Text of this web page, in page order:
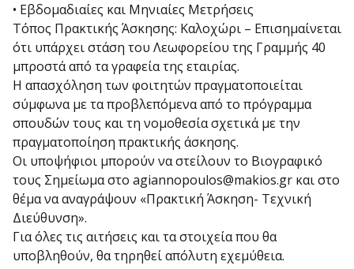
• Εβδομαδιαίες και Μηνιαίες Μετρήσεις
Τόπος Πρακτικής Άσκησης: Καλοχώρι – Επισημαίνεται
ότι υπάρχει στάση του Λεωφορείου της Γραμμής 40
μπροστά από τα γραφεία της εταιρίας.
Η απασχόληση των φοιτητών πραγματοποιείται
σύμφωνα με τα προβλεπόμενα από το πρόγραμμα
σπουδών τους και τη νομοθεσία σχετικά με την
πραγματοποίηση πρακτικής άσκησης.
Οι υποψήφιοι μπορούν να στείλουν το Βιογραφικό
τους Σημείωμα στο agiannopoulos@makios.gr και στο
θέμα να αναγράψουν «Πρακτική Άσκηση- Τεχνική
Διεύθυνση».
Για όλες τις αιτήσεις και τα στοιχεία που θα
υποβληθούν, θα τηρηθεί απόλυτη εχεμύθεια.